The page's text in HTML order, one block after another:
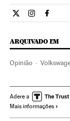
Opiniao El País
Opiniao El
ARQUIVADO EM
Opinião
Volkswagen Group
Contaminação
Adere a
Mais informações